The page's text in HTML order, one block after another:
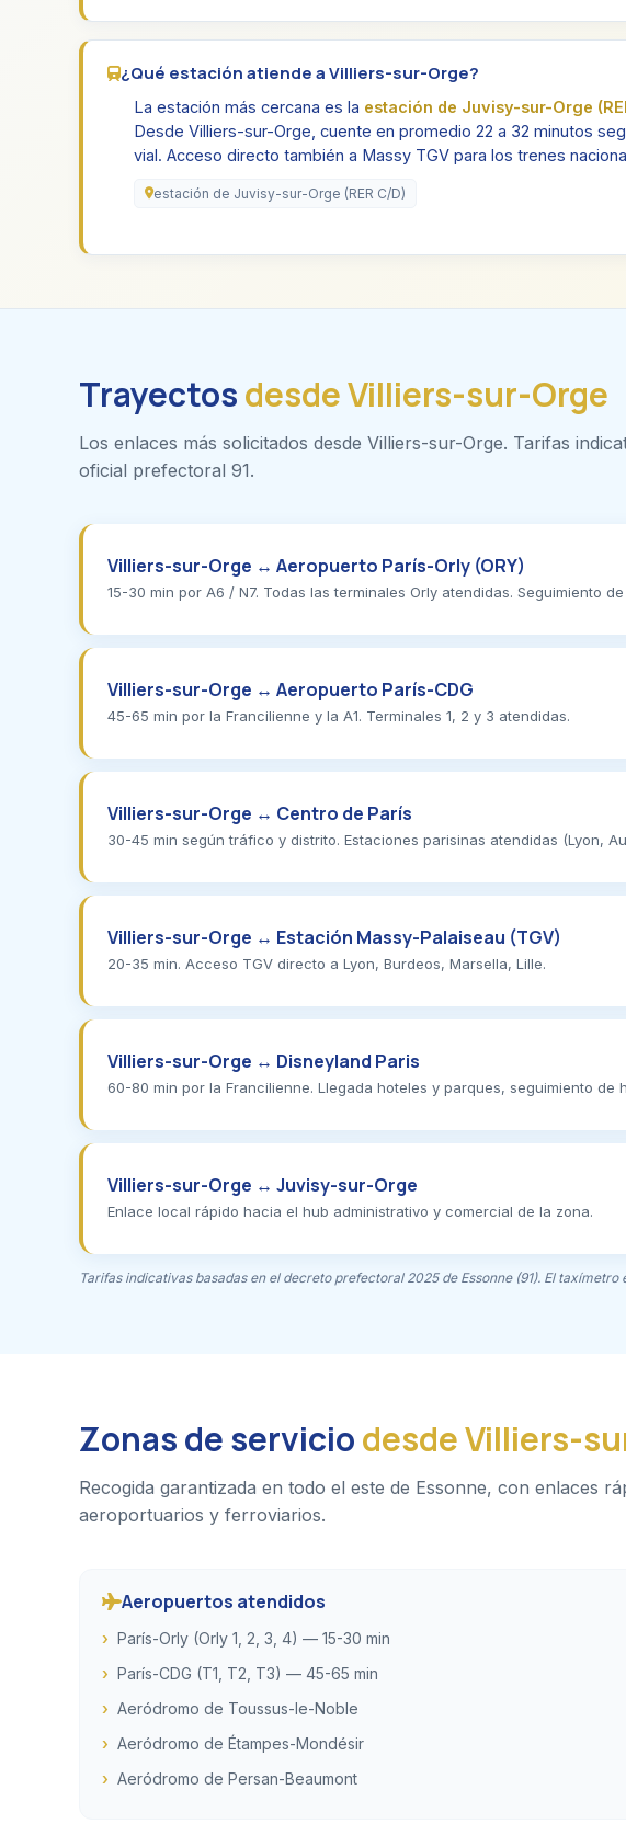
¿Qué estación atiende a Villiers-sur-Orge?
La estación más cercana es la estación de Juvisy-sur-Orge
Desde Villiers-sur-Orge, cuente en promedio 22 a 32 minutos
vial. Acceso directo también a Massy TGV para los trenes
estación de Juvisy-sur-Orge (RER C/D)
Trayectosdesde Villiers-sur-Orge
Los enlaces más solicitados desde Villiers-sur-Orge. Tarifas
oficial prefectoral 91.
Villiers-sur-Orge ↔ Aeropuerto París-Orly (ORY)
15-30 min por A6 / N7. Todas las terminales Orly atendidas. Seguimiento
Villiers-sur-Orge ↔ Aeropuerto París-CDG
45-65 min por la Francilienne y la A1. Terminales 1, 2 y 3 atendidas.
Villiers-sur-Orge ↔ Centro de París
30-45 min según tráfico y distrito. Estaciones parisinas atendidas (Lyon,
Villiers-sur-Orge ↔ Estación Massy-Palaiseau (TGV)
20-35 min. Acceso TGV directo a Lyon, Burdeos, Marsella, Lille.
Villiers-sur-Orge ↔ Disneyland Paris
60-80 min por la Francilienne. Llegada hoteles y parques, seguimiento de
Villiers-sur-Orge ↔ Juvisy-sur-Orge
Enlace local rápido hacia el hub administrativo y comercial de la zona.
Tarifas indicativas basadas en el decreto prefectoral 2025 de Essonne (91). El
Zonas de serviciodesde Villiers-
Recogida garantizada en todo el este de Essonne, con enlaces
aeroportuarios y ferroviarios.
Aeropuertos atendidos
París-Orly (Orly 1, 2, 3, 4) — 15-30 min
París-CDG (T1, T2, T3) — 45-65 min
Aeródromo de Toussus-le-Noble
Aeródromo de Étampes-Mondésir
Aeródromo de Persan-Beaumont